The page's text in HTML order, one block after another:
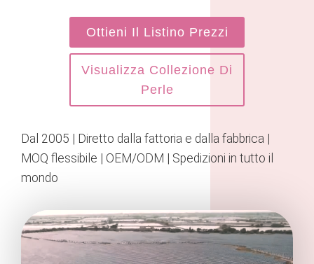
Ottieni Il Listino Prezzi
Visualizza Collezione Di
Perle
Dal 2005 | Diretto dalla fattoria e dalla fabbrica |
MOQ flessibile | OEM/ODM | Spedizioni in tutto il
mondo